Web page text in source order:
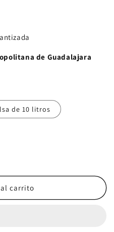
de Guadalajara
de 10 litros
carrito